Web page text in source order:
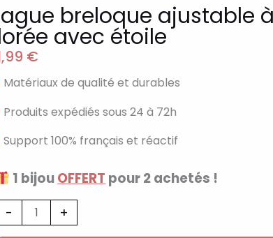
breloque ajustable
avec étoile
€
Matériaux de qualité et durables
Produits expédiés sous 24 à 72h
Support 100% français et réactif
1 bijouOFFERT pour 2 achetés !
-
quantité
+